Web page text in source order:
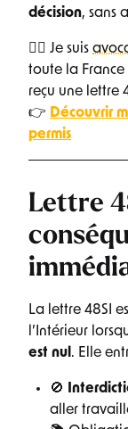
décision, sans
👨‍⚖️ Je suis
toute la
reçu une lettre
👉 Découvrir
permis
Lettre
La lettre 48SI
l’Intérieur
est nul . Elle
🚫
aller